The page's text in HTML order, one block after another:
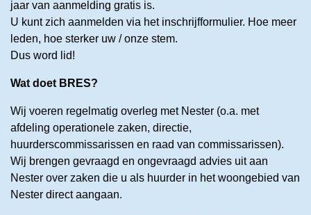
jaar van aanmelding gratis is.
U kunt zich aanmelden via het inschrijfformulier. Hoe meer
leden, hoe sterker uw / onze stem.
Dus word lid!
Wat doet BRES?
Wij voeren regelmatig overleg met Nester (o.a. met
afdeling operationele zaken, directie,
huurderscommissarissen en raad van commissarissen).
Wij brengen gevraagd en ongevraagd advies uit aan
Nester over zaken die u als huurder in het woongebied van
Nester direct aangaan.